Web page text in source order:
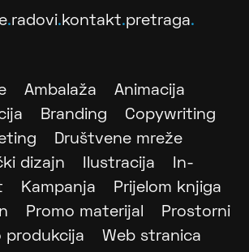
.radovi. kontakt.pretraga.
Ambalaža
Animacija
Branding
Copywriting
Društvene mreže
dizajn Ilustracija
In-
Kampanja
Prijelom knjiga
Promo materijal
Prostorni
produkcija
Web stranica